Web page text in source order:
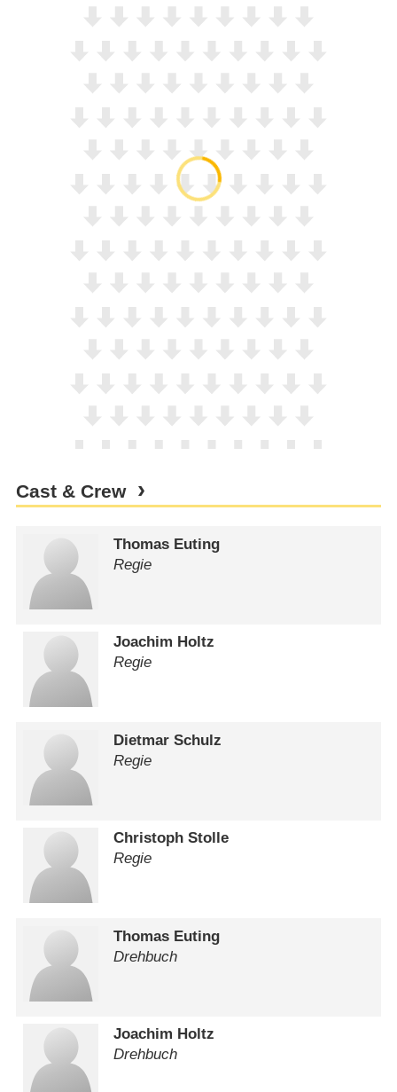
Cast & Crew
Thomas Euting
Regie
Joachim Holtz
Regie
Dietmar Schulz
Regie
Christoph Stolle
Regie
Thomas Euting
Drehbuch
Joachim Holtz
Drehbuch